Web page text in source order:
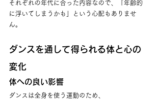
それぞれの年代に合った内容なので、「年齢的
に浮いてしまうかも」という心配もありませ
ん。
ダンスを通して得られる体と心の
変化
体への良い影響
ダンスは全身を使う運動のため、